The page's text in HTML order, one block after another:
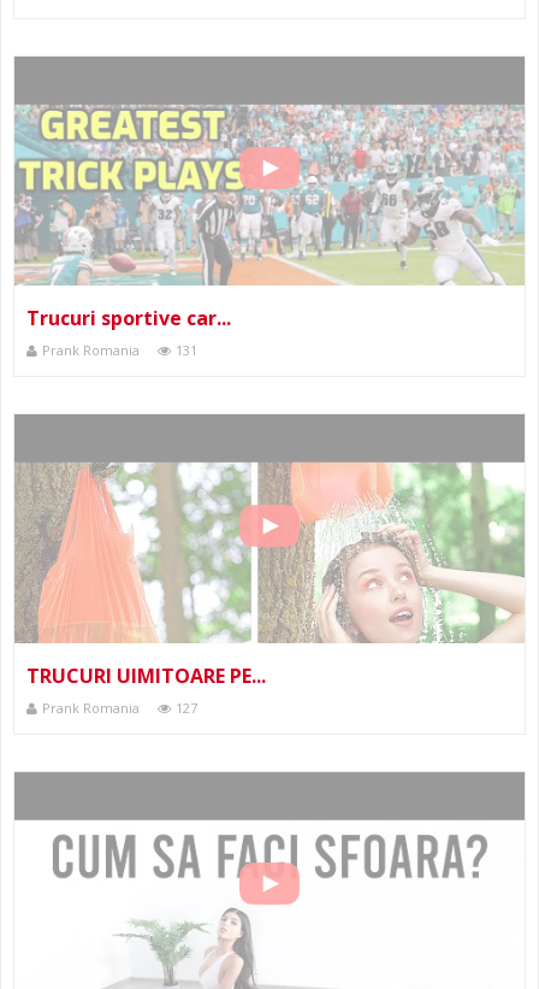
Trucuri sportive car...
Prank Romania 131
TRUCURI UIMITOARE PE...
Prank Romania 127